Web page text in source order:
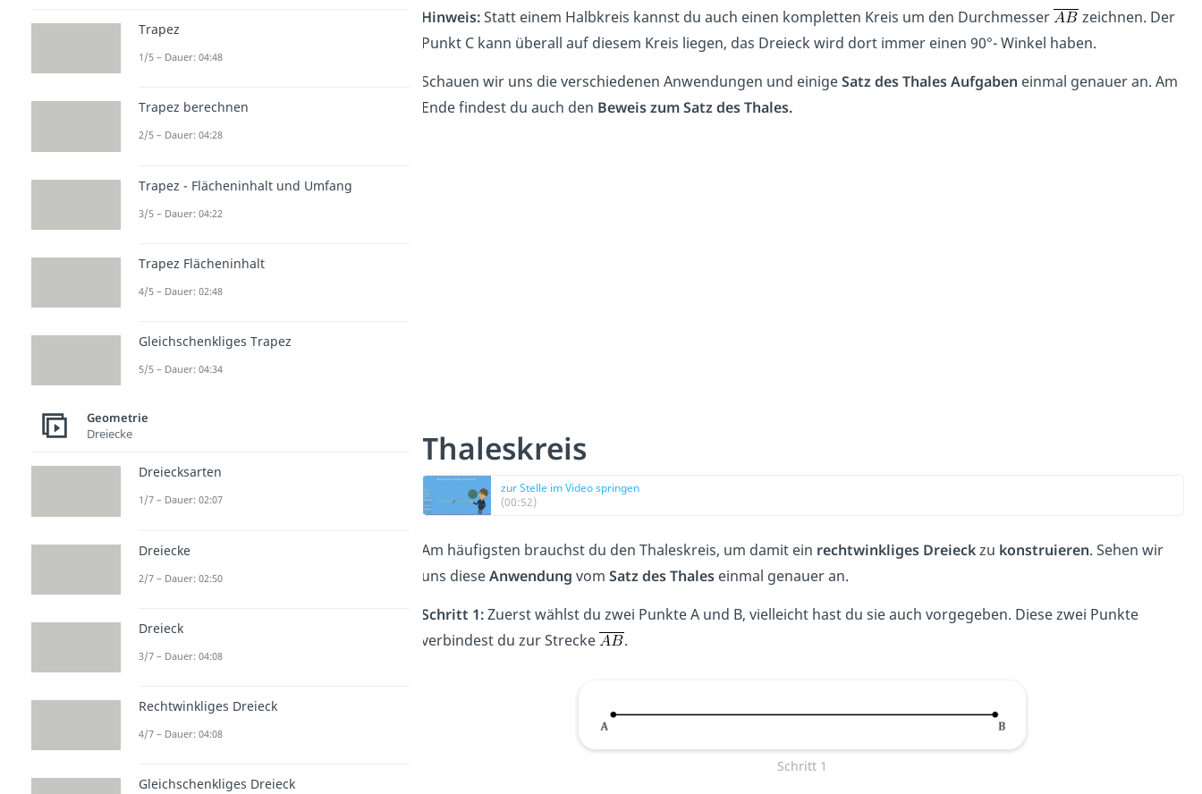
Hinweis:Statt einem Halbkreis kannst du auch einen kompletten Kreis um den Durchmesser
zeichnen. Der
Punkt C kann überall auf diesem Kreis liegen, das Dreieck wird dort immer einen 90°- Winkel haben.
Schauen wir uns die verschiedenen Anwendungen und einigeSatz des Thales Aufgaben einmal genauer an. Am
Ende findest du auch den Beweis zum Satz des Thales.
Thaleskreis
zur Stelle im Video springen
(00:52)
Am häufigsten brauchst du den Thaleskreis, um damit ein rechtwinkliges Dreieckzu konstruieren. Sehen wir
uns dieseAnwendung vom Satz des Thaleseinmal genauer an.
Schritt 1:Zuerst wählst du zwei Punkte A und B, vielleicht hast du sie auch vorgegeben. Diese zwei Punkte
verbindest du zur Strecke
.
Schritt 1
Trapez
1/5 – Dauer: 04:48
Trapez berechnen
2/5 – Dauer: 04:28
Trapez - Flächeninhalt und Umfang
3/5 – Dauer: 04:22
Trapez Flächeninhalt
4/5 – Dauer: 02:48
Gleichschenkliges Trapez
5/5 – Dauer: 04:34
Geometrie
Dreiecke
Dreiecksarten
1/7 – Dauer: 02:07
Dreiecke
2/7 – Dauer: 02:50
Dreieck
3/7 – Dauer: 04:08
Rechtwinkliges Dreieck
4/7 – Dauer: 04:08
Gleichschenkliges Dreieck